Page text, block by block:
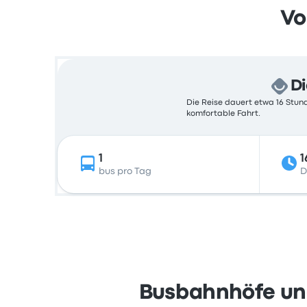
Die Reise dauert etwa 16
komfortable Fahrt.
1
bus pro Tag
Busbahnhöfe